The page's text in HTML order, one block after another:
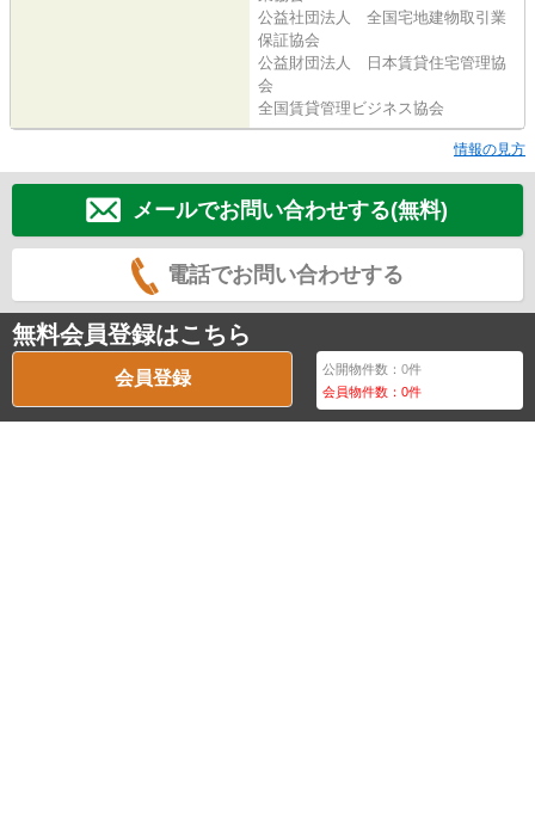
公益社団法人 全国宅地建物取引業
保証協会
公益財団法人 日本賃貸住宅管理協
会
全国賃貸管理ビジネス協会
情報の見方
メールでお問い合わせする(無料)
電話でお問い合わせする
無料会員登録はこちら
会員登録 公開物件数：0件
会員物件数：0件